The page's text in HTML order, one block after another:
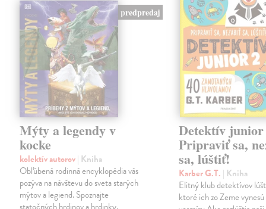
predpredaj
Mýty a legendy v
kocke
kolektív autorov| Kniha
Obľúbená rodinná encyklopédia vás
pozýva na návštevu do sveta starých
mýtov a legiend. Spoznajte
Detektív
Pripraviť sa,
sa, lúštiť!
Karber G.T. | Kniha
Elitný klub detektívov
ktoré ich zo Zeme vynesú